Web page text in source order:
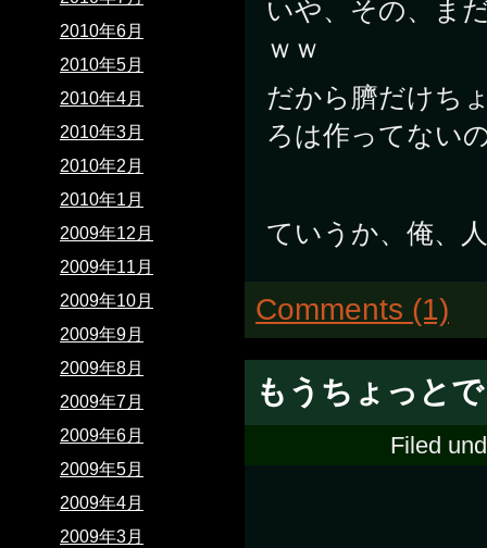
いや、その、ま
ｗｗ
だから臍だけち
ろは作ってない
ていうか、俺、
Comments (1)
もうちょっとで
Filed
2010年6月
2010年5月
2010年4月
2010年3月
2010年2月
2010年1月
2009年12月
2009年11月
2009年10月
2009年9月
2009年8月
2009年7月
2009年6月
2009年5月
2009年4月
2009年3月